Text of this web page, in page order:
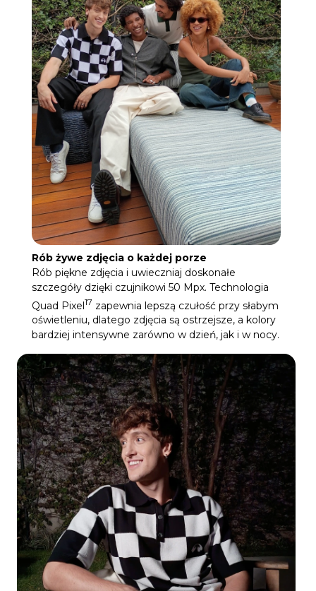
Rób żywe zdjęcia o każdej porze
Rób piękne zdjęcia i uwieczniaj doskonałe
szczegóły dzięki czujnikowi 50 Mpx. Technologia
Quad Pixel17 zapewnia lepszą czułość przy słabym
oświetleniu, dlatego zdjęcia są ostrzejsze, a kolory
bardziej intensywne zarówno w dzień, jak i w nocy.